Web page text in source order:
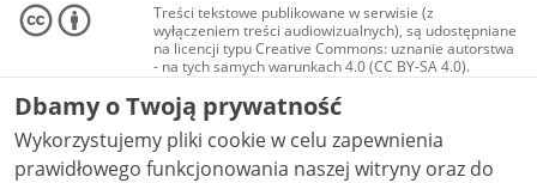
Treści tekstowe publikowane w serwisie (z
wyłączeniem treści audiowizualnych), są udostępniane
na licencji typu Creative Commons: uznanie autorstwa
- na tych samych warunkach 4.0 (CC BY-SA 4.0).
Materiały audiowizualne, w tym zdjęcia, materiały
audio i wideo, są udostępniane na licencji typu
Creative Commons: uznanie autorstwa użycie
niekomercyjne - bez utworów zależnych 4.0 (CC BY-
NC-ND 4.0), o ile nie jest to stwierdzone inaczej.
Dbamy o Twoją prywatność
Wykorzystujemy pliki cookie w celu zapewnienia
prawidłowego funkcjonowania naszej witryny oraz do